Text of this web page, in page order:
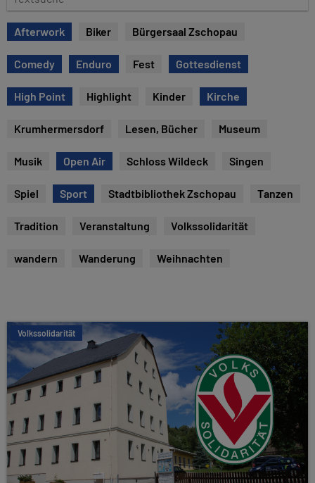
m
e
x
t
s
u
c
Afterwork Biker Bürgersaal Zschopau
Comedy Enduro Fest Gottesdienst
High Point Highlight Kinder Kirche
Krumhermersdorf Lesen, Bücher Museum
Musik Open Air Schloss Wildeck Singen
Spiel Sport Stadtbibliothek Zschopau Tanzen
Tradition Veranstaltung Volkssolidarität
wandern Wanderung Weihnachten
Volkssolidarität